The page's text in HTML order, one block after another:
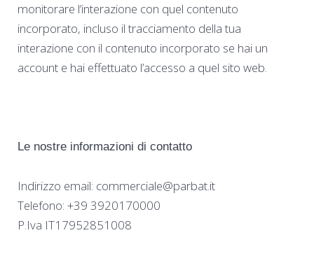
monitorare l’interazione con quel contenuto
incorporato, incluso il tracciamento della tua
interazione con il contenuto incorporato se hai un
account e hai effettuato l’accesso a quel sito web.
Le nostre informazioni di contatto
Indirizzo email: commerciale@parbat.it
Telefono: +39 3920170000
P.Iva IT17952851008